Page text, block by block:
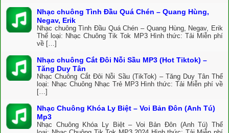
Nhạc chuông Tình Đầu Quá Chén – Quang Hùng,
Negav, Erik
Nhạc chuông Tình Đầu Quá Chén – Quang Hùng, Negav, Erik
Thể loại: Nhạc Chuông Tik Tok MP3 Hình thức: Tải Miễn phí
về […]
Nhạc chuông Cắt Đôi Nỗi Sầu MP3 (Hot Tiktok) –
Tăng Duy Tân
Nhạc Chuông Cắt Đôi Nỗi Sầu (TikTok) – Tăng Duy Tân Thể
loại: Nhạc Chuông Nhạc Trẻ MP3 Hình thức: Tải Miễn phí về
[…]
Nhạc Chuông Khóa Ly Biệt – Voi Bản Đôn (Anh Tú)
Mp3
Nhạc Chuông Khóa Ly Biệt – Voi Bản Đôn (Anh Tú) Thể